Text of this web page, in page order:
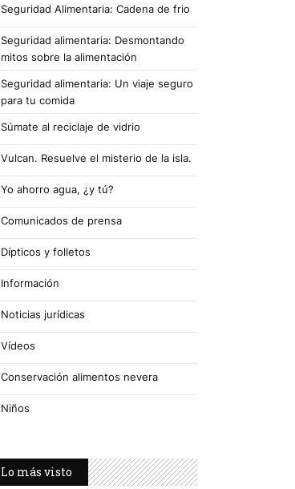
Seguridad Alimentaria: Cadena de frio
Seguridad alimentaria: Desmontando
mitos sobre la alimentación
Seguridad alimentaria: Un viaje seguro
para tu comida
Súmate al reciclaje de vidrio
Vulcan. Resuelve el misterio de la isla.
Yo ahorro agua, ¿y tú?
Comunicados de prensa
Dípticos y folletos
Información
Noticias jurídicas
Vídeos
Conservación alimentos nevera
Niños
Lo más visto